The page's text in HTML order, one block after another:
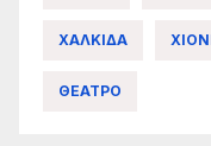
ΧΑΛΚΙΔΑ
ΘΕΑΤΡΟ